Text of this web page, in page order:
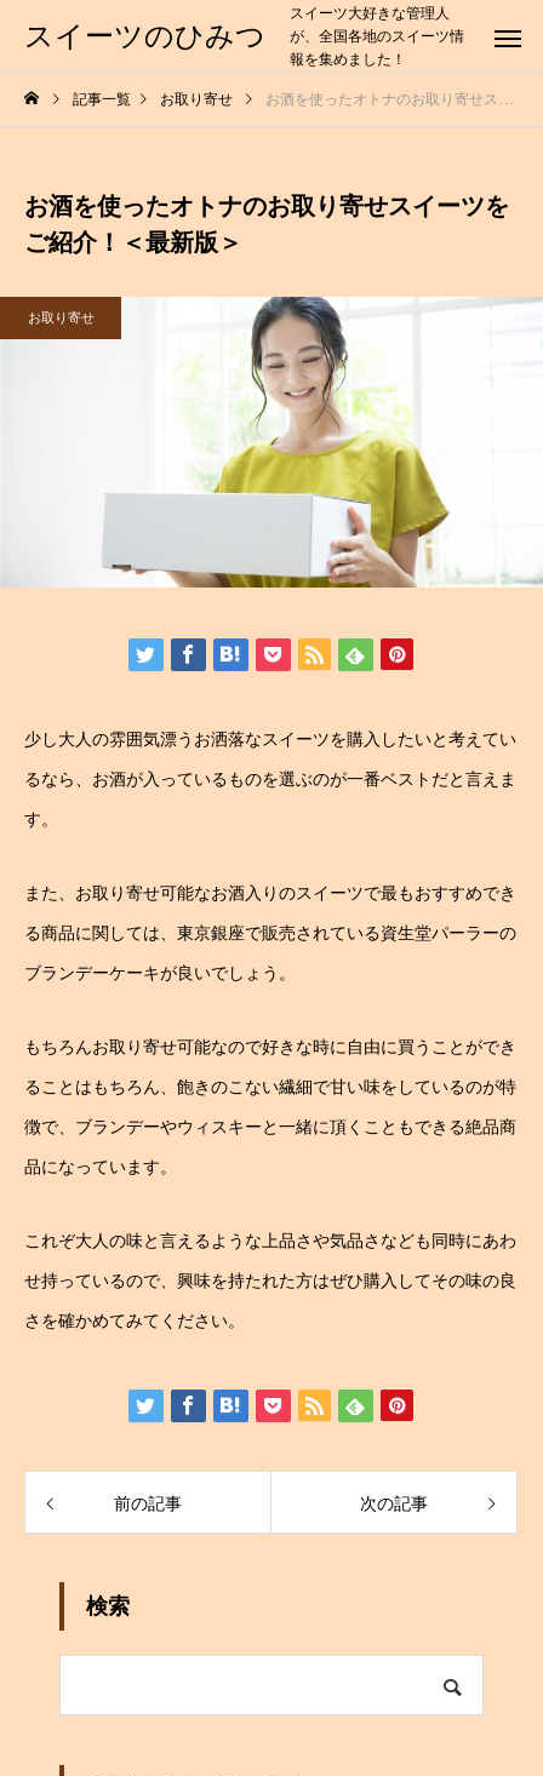
スイーツのひみつ
スイーツ大好きな管理人
が、全国各地のスイーツ情
報を集めました！
記事一覧 お取り寄せ お酒を使ったオトナのお取り寄せスイーツをご紹介！＜最新版＞
お酒を使ったオトナのお取り寄せスイーツを
ご紹介！＜最新版＞
お取り寄せ
少し大人の雰囲気漂うお洒落なスイーツを購入したいと考えてい
るなら、お酒が入っているものを選ぶのが一番ベストだと言えま
す。
また、お取り寄せ可能なお酒入りのスイーツで最もおすすめでき
る商品に関しては、東京銀座で販売されている資生堂パーラーの
ブランデーケーキが良いでしょう。
もちろんお取り寄せ可能なので好きな時に自由に買うことができ
ることはもちろん、飽きのこない繊細で甘い味をしているのが特
徴で、ブランデーやウィスキーと一緒に頂くこともできる絶品商
品になっています。
これぞ大人の味と言えるような上品さや気品さなども同時にあわ
せ持っているので、興味を持たれた方はぜひ購入してその味の良
さを確かめてみてください。
前の記事 次の記事
検索